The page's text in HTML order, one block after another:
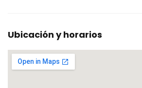
Ubicación y horarios